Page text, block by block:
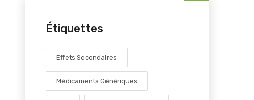
Étiquettes
Effets Secondaires
Médicaments Génériques